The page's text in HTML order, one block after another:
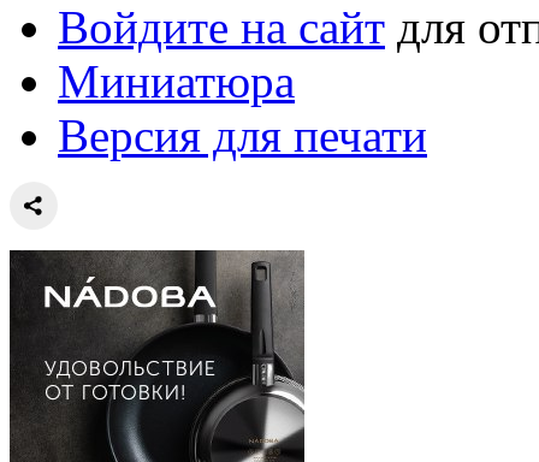
Войдите на сайт для
Миниатюра
Версия для печати